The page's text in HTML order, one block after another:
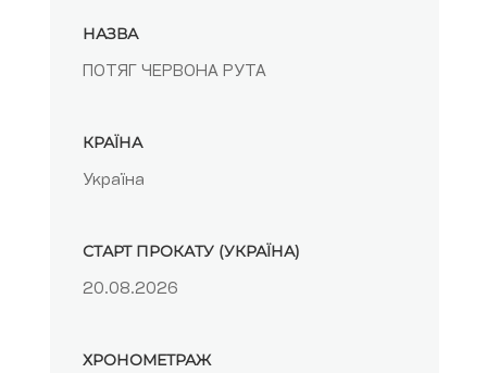
НАЗВА
ПОТЯГ ЧЕРВОНА РУТА
КРАЇНА
Україна
СТАРТ ПРОКАТУ (УКРАЇНА)
20.08.2026
ХРОНОМЕТРАЖ